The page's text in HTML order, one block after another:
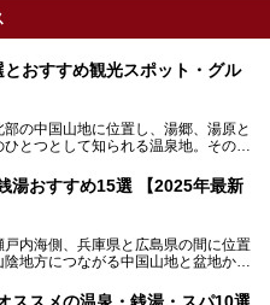
おすすめ観光スポット・グル
の中国山地に位置し、湯郷、湯原と
とつとして知られる温泉地。その泉
で宿泊におすすめの宿、観光スポッ
の旅を楽しんでくださいね。
湯おすすめ15選 【2025年最新
内海側、兵庫県と広島県の間に位置
地方につながる中国山地と盆地から
瀬戸内海に面した南部に分けられま
ススメの温泉・銭湯・スパ10選